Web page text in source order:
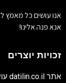
אנו עושים כל מאמץ
אנא פנה אלינו!
זכויות יוצרים
אתר datilin.co.il